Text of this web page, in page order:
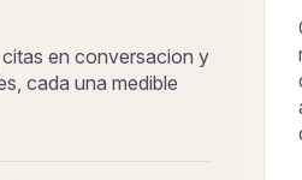
en conversacion y
cada una medible